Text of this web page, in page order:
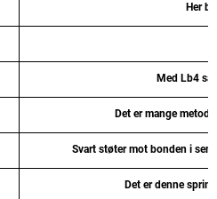
Her
Med Lb4 så
Det er mange
Svart støter mot bonden i
Det er denne